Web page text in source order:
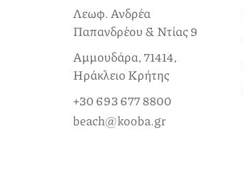
Λεωφ. Ανδρέα
Παπανδρέου & Ντίας 9
Αμμουδάρα, 71414,
Ηράκλειο Κρήτης
+30 693 677 8800
beach@kooba.gr